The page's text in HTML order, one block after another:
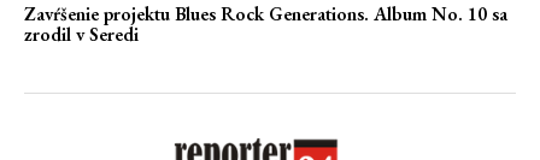
Zavŕšenie projektu Blues Rock Generations. Album No. 10 sa
zrodil v Seredi